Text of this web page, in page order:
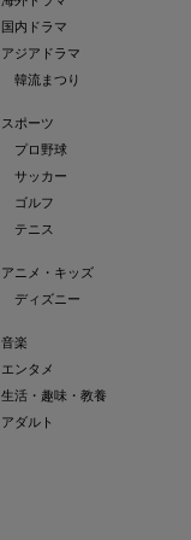
国内ドラマ
アジアドラマ
韓流まつり
スポーツ
プロ野球
サッカー
ゴルフ
テニス
アニメ・キッズ
ディズニー
音楽
エンタメ
生活・趣味・教養
アダルト